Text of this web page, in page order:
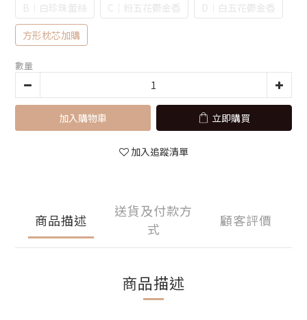
B｜白珍珠蕾絲
C｜粉五花鬱金香
D｜白五花鬱金香
方形枕芯加購
數量
加入購物車 立即購買
加入追蹤清單
商品描述
送貨及付款方
式
顧客評價
商品描述